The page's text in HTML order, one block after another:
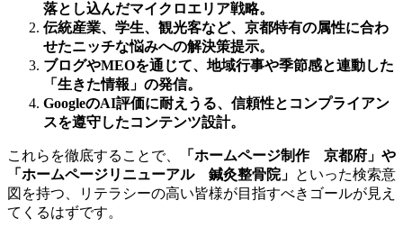
落とし込んだマイクロエリア戦略。
伝統産業、学生、観光客など、京都特有の属性に合わ
せたニッチな悩みへの解決策提示。
ブログやMEOを通じて、地域行事や季節感と連動した
「生きた情報」の発信。
GoogleのAI評価に耐えうる、信頼性とコンプライアン
スを遵守したコンテンツ設計。
これらを徹底することで、
「ホームページ制作 京都府」や
「ホームページリニューアル 鍼灸整骨院」 といった検索意
図を持つ、リテラシーの高い皆様が目指すべきゴールが見え
てくるはずです。